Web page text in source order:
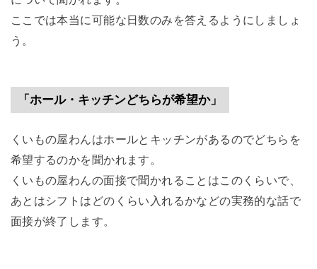
ここでは本当に可能な日数のみを答えるようにしましょ
う。
「ホール・キッチンどちらが希望か」
くいもの屋わんはホールとキッチンがあるのでどちらを
希望するのかを聞かれます。
くいもの屋わんの面接で聞かれることはこのくらいで、
あとはシフトはどのくらい入れるかなどの実務的な話で
面接が終了します。